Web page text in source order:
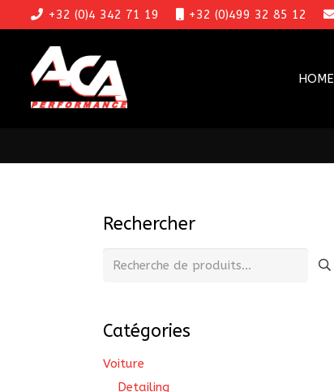
+32 (0)4 342 71 19 +32 (0)499 32 85 12
HOME
Rechercher
Recherche
Catégories
Voiture
Detailing